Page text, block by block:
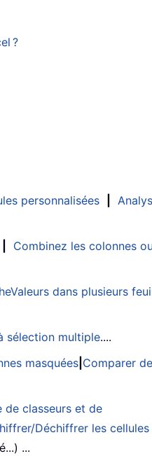
?
personnalisées
Combinez les colonnes ou
dans plusieurs
sélection multiple....
masquées Comparer
de classeurs et de
Déchiffrer les cellules
...